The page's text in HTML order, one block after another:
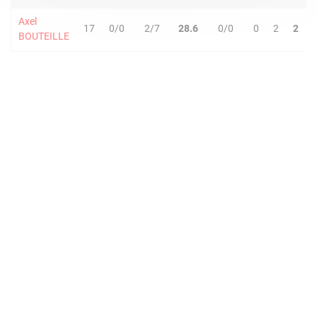
Axel
BOUTEILLE
17 0/0 2/7 28.6 0/0 0 2 2